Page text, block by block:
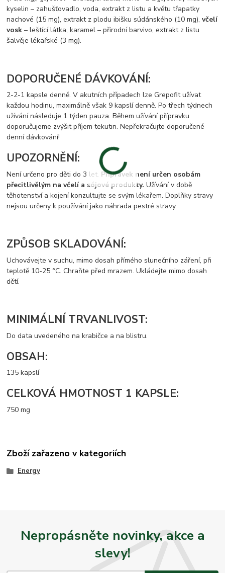
kyselin – zahušťovadlo, voda, extrakt z listu a květu třapatky
nachové (15 mg), extrakt z plodu ibišku súdánského (10 mg),včelí
vosk – leštící látka, karamel – přirodní barvivo, extrakt z listu
šalvěje lékařské (3 mg).
DOPORUČENÉ DÁVKOVÁNÍ:
2-2-1 kapsle denně. V akutních případech lze Grepofit užívat
každou hodinu, maximálně však 9 kapslí denně. Po třech týdnech
užívání následuje 1 týden pauza. Během užívání přípravku
doporučujeme zvýšit příjem tekutin. Nepřekračujte doporučené
denní dávkování!
UPOZORNĚNÍ:
Není určeno pro děti do 3 let. Přípravek není určen osobám
přecitlivělým na včelí a sójové produkty. Užívání v době
těhotenství a kojení konzultujte se svým lékařem. Doplňky stravy
nejsou určeny k používání jako náhrada pestré stravy.
ZPŮSOB SKLADOVÁNÍ:
Uchovávejte v suchu, mimo dosah přímého slunečního záření, při
teplotě 10-25 °C. Chraňte před mrazem. Ukládejte mimo dosah
dětí.
MINIMÁLNÍ TRVANLIVOST:
Do data uvedeného na krabičce a na blistru.
OBSAH:
135 kapslí
CELKOVÁ HMOTNOST 1 KAPSLE:
750 mg
Zboží zařazeno v kategoriích
Energy
Nepropásněte novinky, akce a
slevy!